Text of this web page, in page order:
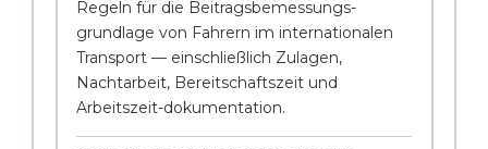
Regeln für die Beitragsbemessungs-
grundlage von Fahrern im internationalen
Transport — einschließlich Zulagen,
Nachtarbeit, Bereitschaftszeit und
Arbeitszeit-dokumentation.